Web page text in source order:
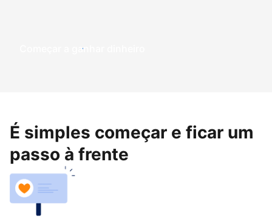
Começar a ganhar dinheiro
É simples começar e ficar um
passo à frente